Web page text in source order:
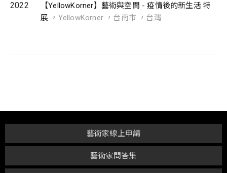
2022
【YellowKorner】藝術與空間 - 疫情後的新生活 特
展 ，YellowKorner ，台南市 ，台灣
藝術家問答集
藝術家線上申請